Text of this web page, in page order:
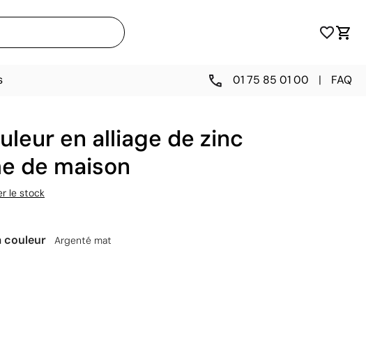
01 75 85 01 00 | FAQ
en alliage de zinc
de maison
le stock
couleur Argenté mat